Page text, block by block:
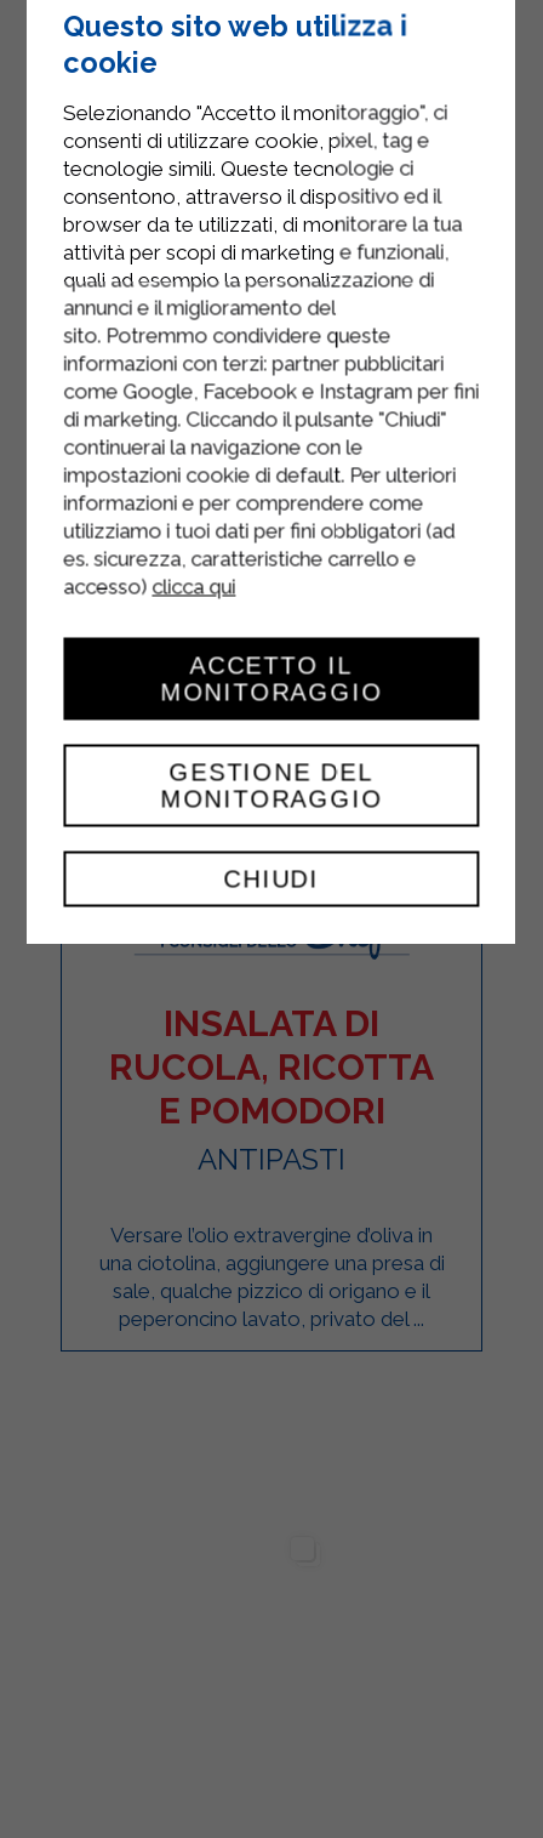
limone, l'erba cipollina tritata
finemente e qualche fogliolina di
Completa con un filo di olio
extravergine d'oliva, una leggera
macinata di pepe e un pizzico di sale.
Lascia riposare in frigorifero per circa
10 minuti prima di servire, così da
esaltare la freschezza e i profumi
della ricetta.
INSALATA DI
RUCOLA, RICOTTA
E POMODORI
ANTIPASTI
Versare l’olio extravergine d’oliva in
una ciotolina, aggiungere una presa di
sale, qualche pizzico di origano e il
peperoncino lavato, privato del ...
Questo sito web utilizza i
cookie
Selezionando "Accetto il monitoraggio", ci
consenti di utilizzare cookie, pixel, tag e
tecnologie simili. Queste tecnologie ci
consentono, attraverso il dispositivo ed il
browser da te utilizzati, di monitorare la tua
attività per scopi di marketing e funzionali,
quali ad esempio la personalizzazione di
annunci e il miglioramento del
sito. Potremmo condividere queste
informazioni con terzi: partner pubblicitari
come Google, Facebook e Instagram per fini
di marketing. Cliccando il pulsante "Chiudi"
continuerai la navigazione con le
impostazioni cookie di default. Per ulteriori
informazioni e per comprendere come
utilizziamo i tuoi dati per fini obbligatori (ad
es. sicurezza, caratteristiche carrello e
accesso) clicca qui
CHIUDI
GESTIONE DEL
MONITORAGGIO
ACCETTO IL
MONITORAGGIO